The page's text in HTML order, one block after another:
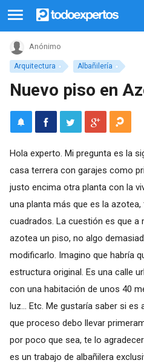
Arquitectura Albañilería
Anónimo
Nuevo piso en
Hola experto. Mi pregunta es la
casa terrera con garajes como
justo encima otra planta con la
una planta más que es la
cuadrados. La cuestión es que
azotea un piso, no algo
modificarlo. Imagino que habría
estructura original. Es una calle
con una habitación de unos 40
luz... Etc. Me gustaría saber si es
que proceso debo llevar
por poco que sea, te lo
es un trabajo de albañilera